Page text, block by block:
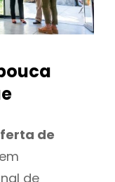
de
de